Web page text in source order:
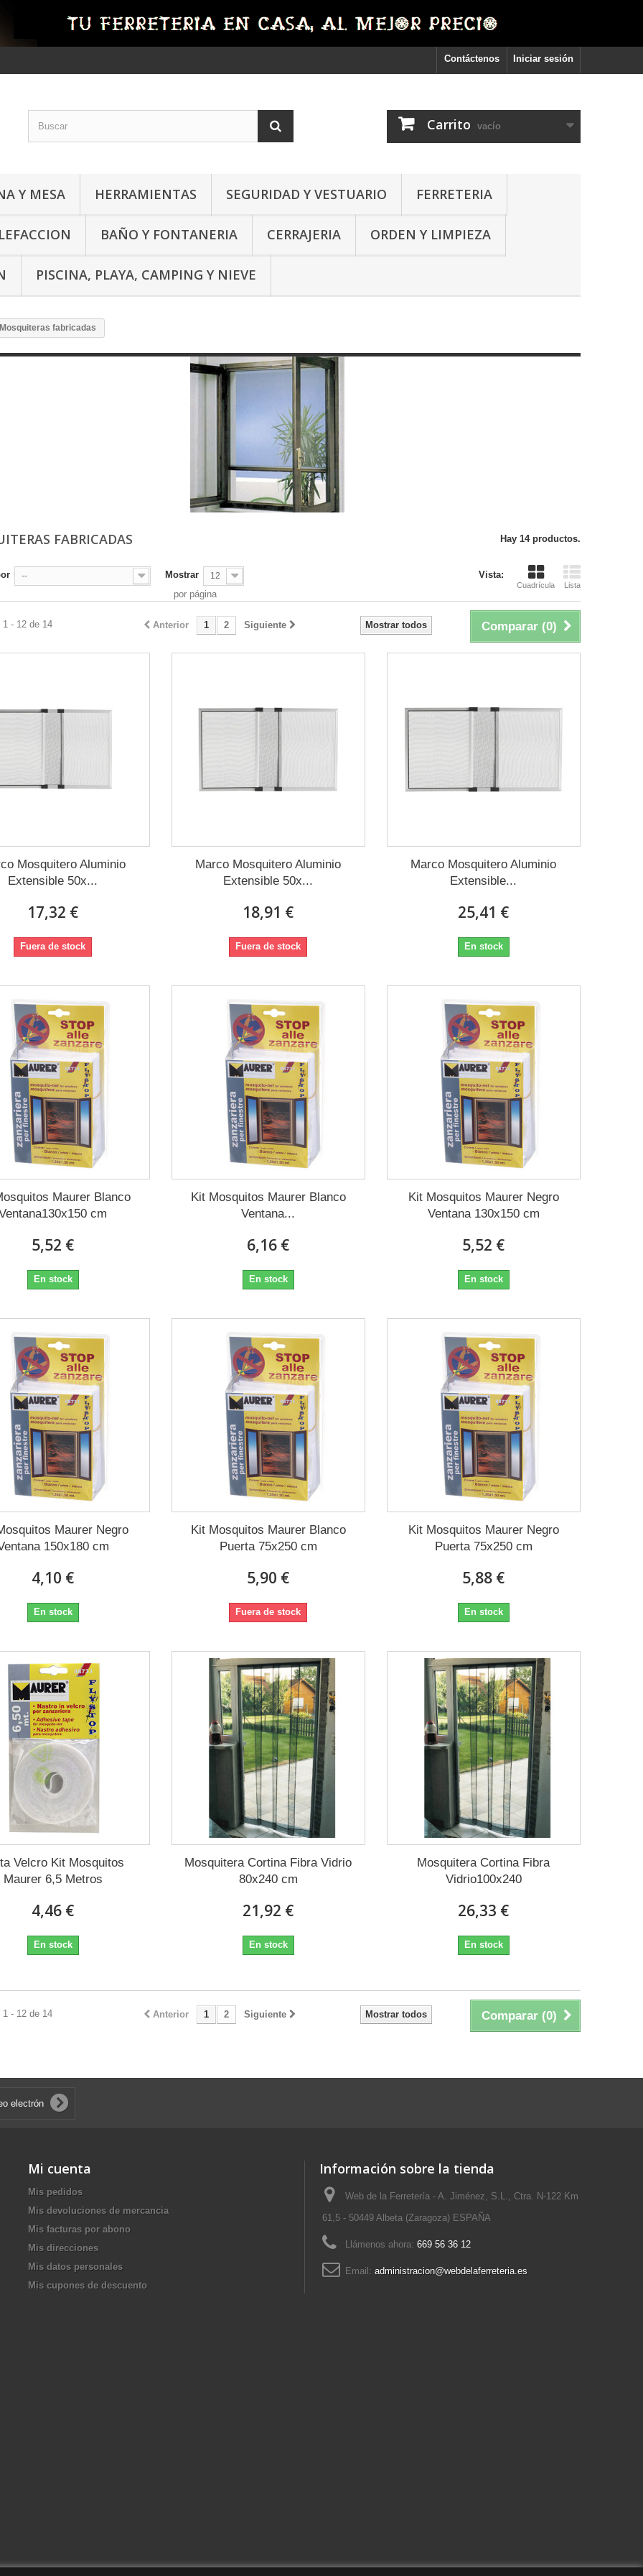
Iniciar sesión
Contáctenos
Carrito vacío
Y MESA HERRAMIENTAS SEGURIDAD Y VESTUARIO FERRETERIA
BAÑO Y FONTANERIA CERRAJERIA ORDEN Y LIMPIEZA
PISCINA, PLAYA, CAMPING Y NIEVE
Mosquiteras fabricadas
FABRICADAS Hay 14 productos.
Vista:
Cuadrícula Lista
-- Mostrar 12
por página
Comparar (0)
Mostrar todos
Anterior 1 2 Siguiente
1 - 12 de 14
Mosquitero Aluminio
Extensible 50x...
17,32 €
Fuera de stock
Marco Mosquitero Aluminio
Extensible 50x...
18,91 €
Fuera de stock
Marco Mosquitero Aluminio
Extensible...
25,41 €
En stock
Maurer Blanco
cm
5,52 €
En stock
Kit Mosquitos Maurer Blanco
Ventana...
6,16 €
En stock
Kit Mosquitos Maurer Negro
Ventana 130x150 cm
5,52 €
En stock
Maurer Negro
150x180 cm
4,10 €
En stock
Kit Mosquitos Maurer Blanco
Puerta 75x250 cm
5,90 €
Fuera de stock
Kit Mosquitos Maurer Negro
Puerta 75x250 cm
5,88 €
En stock
Velcro Kit Mosquitos
Maurer 6,5 Metros
4,46 €
En stock
Mosquitera Cortina Fibra Vidrio
80x240 cm
21,92 €
En stock
Mosquitera Cortina Fibra
Vidrio100x240
26,33 €
En stock
Comparar (0)
Mostrar todos
Anterior 1 2 Siguiente
1 - 12 de 14
Mi cuenta
Mis pedidos
Mis devoluciones de mercancia
Mis facturas por abono
Mis direcciones
Mis datos personales
Mis cupones de descuento
Información sobre la tienda
Web de la Ferretería - A. Jiménez, S.L., Ctra. N-122 Km
61,5 - 50449 Albeta (Zaragoza) ESPAÑA
Llámenos ahora: 669 56 36 12
Email: administracion@webdelaferreteria.es